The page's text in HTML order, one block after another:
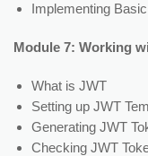
Implementing
Module 7: Working
What is JWT
Setting up JWT
Generating JWT
Checking JWT